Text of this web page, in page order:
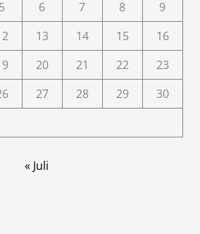
5 6 7 8
9
13 14 15
16
20 21 22
23
27 28 29
30
« Juli